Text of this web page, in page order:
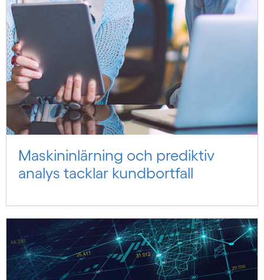
Maskininlärning och prediktiv
analys tacklar kundbortfall